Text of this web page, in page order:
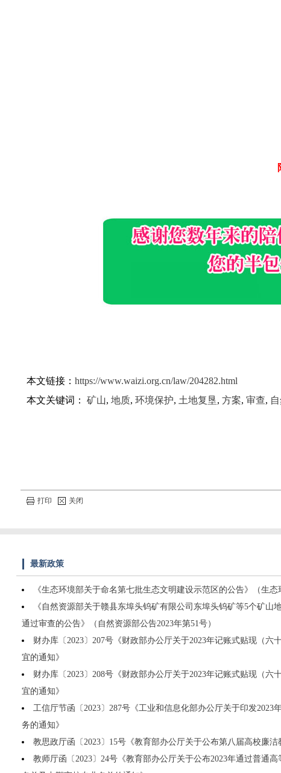
本文链接： https://www.waizi.org.cn/law/204282.html
本文关键词： 矿山, 地质, 环境保护, 土地复垦, 方案, 审查,
打印 关闭
最新政策
《生态环境部关于命名第七批生态文明建设示范区的公告》（生态
《自然资源部关于赣县东埠头钨矿有限公司东埠头钨矿等5个矿山
通过审查的公告》（自然资源部公告2023年第51号）
财办库〔2023〕207号《财政部办公厅关于2023年记账式贴现（六
宜的通知》
财办库〔2023〕208号《财政部办公厅关于2023年记账式贴现（六
宜的通知》
工信厅节函〔2023〕287号《工业和信息化部办公厅关于印发2023
务的通知》
教思政厅函〔2023〕15号《教育部办公厅关于公布第八届高校廉洁
教师厅函〔2023〕24号《教育部办公厅关于公布2023年通过普通